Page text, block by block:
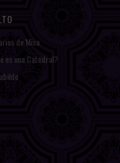
de Misa
es una Catedral?